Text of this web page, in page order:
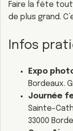
Faire la fête
de plus grand.
Infos
Expo
Bordeaux.
Journée
Sainte-
33000